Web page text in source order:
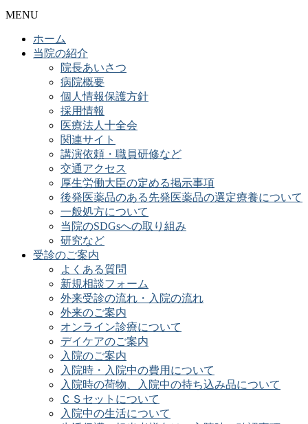
MENU
ホーム
当院の紹介
院長あいさつ
病院概要
個人情報保護方針
採用情報
医療法人十全会
関連サイト
講演依頼・職員研修など
交通アクセス
厚生労働大臣の定める掲示事項
後発医薬品のある先発医薬品の選定療養について
一般処方について
当院のSDGsへの取り組み
研究など
受診のご案内
よくある質問
新規相談フォーム
外来受診の流れ・入院の流れ
外来のご案内
オンライン診療について
デイケアのご案内
入院のご案内
入院時・入院中の費用について
入院時の荷物、入院中の持ち込み品について
ＣＳセットについて
入院中の生活について